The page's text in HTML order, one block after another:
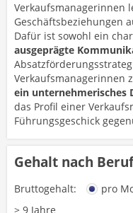
Verkaufsmanagerinnen
Geschäftsbeziehungen
Dafür ist sowohl ein
ausgeprägte
Verkaufsmanagerinnen
ein unternehmerisches
das Profil einer
Führungsgeschick
Gehalt nach
Bruttogehalt: pro
> 9 Jahre